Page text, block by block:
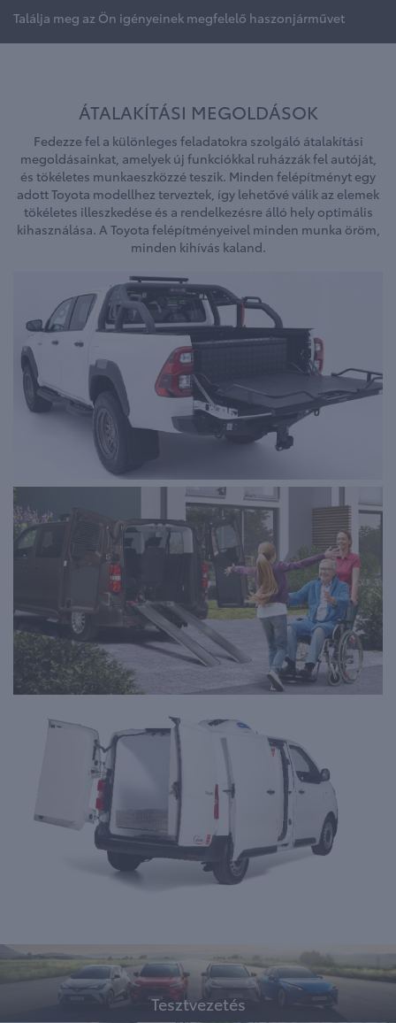
Találja meg az Ön igényeinek megfelelő haszonjárművet
ÁTALAKÍTÁSI MEGOLDÁSOK
Fedezze fel a különleges feladatokra szolgáló átalakítási
megoldásainkat, amelyek új funkciókkal ruházzák fel autóját,
és tökéletes munkaeszközzé teszik. Minden felépítményt egy
adott Toyota modellhez terveztek, így lehetővé válik az elemek
tökéletes illeszkedése és a rendelkezésre álló hely optimális
kihasználása. A Toyota felépítményeivel minden munka öröm,
minden kihívás kaland.
Tesztvezetés